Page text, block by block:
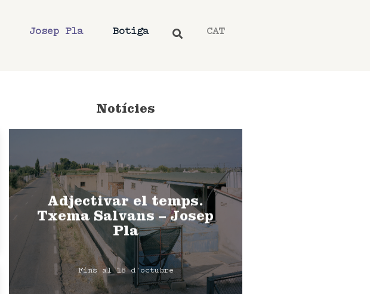
Josep Pla Botiga CAT
Notícies
Adjectivar el temps.
Txema Salvans – Josep
Pla
Fins al 18 d'octubre